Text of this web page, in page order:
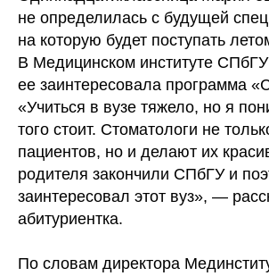
не определилась с будущей
на которую будет поступать
В Медицинском институте СПбГУ
ее заинтересовала программа
«Учиться в вузе тяжело, но я
того стоит. Стоматологи не
пациентов, но и делают их
родителя закончили СПбГУ и
заинтересовал этот вуз», —
абитуриентка.
По словам директора